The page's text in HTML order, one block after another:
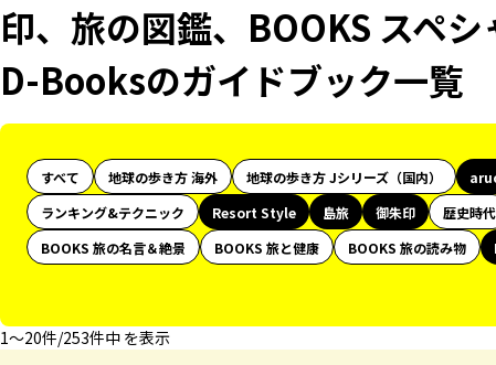
印、旅の図鑑、BOOKS スペシ
D-Booksのガイドブック一覧
すべて 地球の歩き方 海外 地球の歩き方 Jシリーズ（国内）
ランキング&テクニック
Resort Style 島旅 御朱印 歴史時代
BOOKS 旅の名言＆絶景
BOOKS 旅と健康 BOOKS 旅の読み物
1〜20件/253件中 を表示